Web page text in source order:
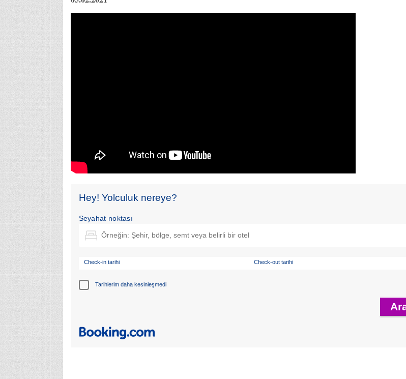
Hey! Yolculuk nereye?
Seyahat noktası
Check-in tarihi Check-out tarihi
Tarihlerim daha kesinleşmedi